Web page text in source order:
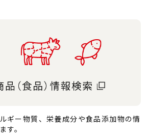
ギー物質、栄養成分や食品添加物の情
す。